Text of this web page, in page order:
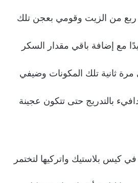
من الزيت وقومي بعجن تلك
مع إضافة باقي مقدار السكر
ثانية تلك المكونات وضيفي
بالتدريج حتى تتكون عجينة
كيس بلاستيك واتركيها لتختمر